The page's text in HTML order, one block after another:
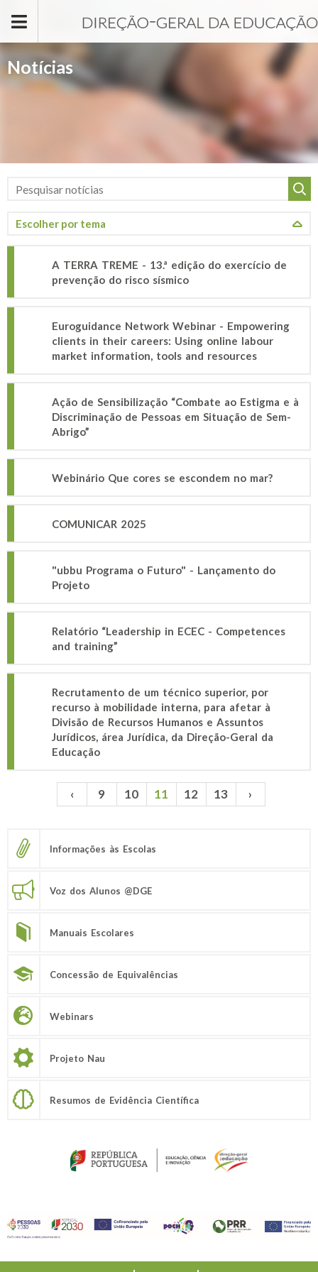
Notícias
A TERRA TREME - 13.ª edição do exercício de
prevenção do risco sísmico
Euroguidance Network Webinar - Empowering
clients in their careers: Using online labour
market information, tools and resources
Ação de Sensibilização “Combate ao Estigma e à
Discriminação de Pessoas em Situação de Sem-
Abrigo”
Webinário Que cores se escondem no mar?
COMUNICAR 2025
"ubbu Programa o Futuro" - Lançamento do
Projeto
Relatório “Leadership in ECEC - Competences
and training”
Recrutamento de um técnico superior, por
recurso à mobilidade interna, para afetar à
Divisão de Recursos Humanos e Assuntos
Jurídicos, área Jurídica, da Direção-Geral da
Educação
Páginas ‹ 9 10 11 12 13 ›
Informações às Escolas
Voz dos Alunos @DGE
Manuais Escolares
Concessão de Equivalências
Webinars
Projeto Nau
Resumos de Evidência Científica